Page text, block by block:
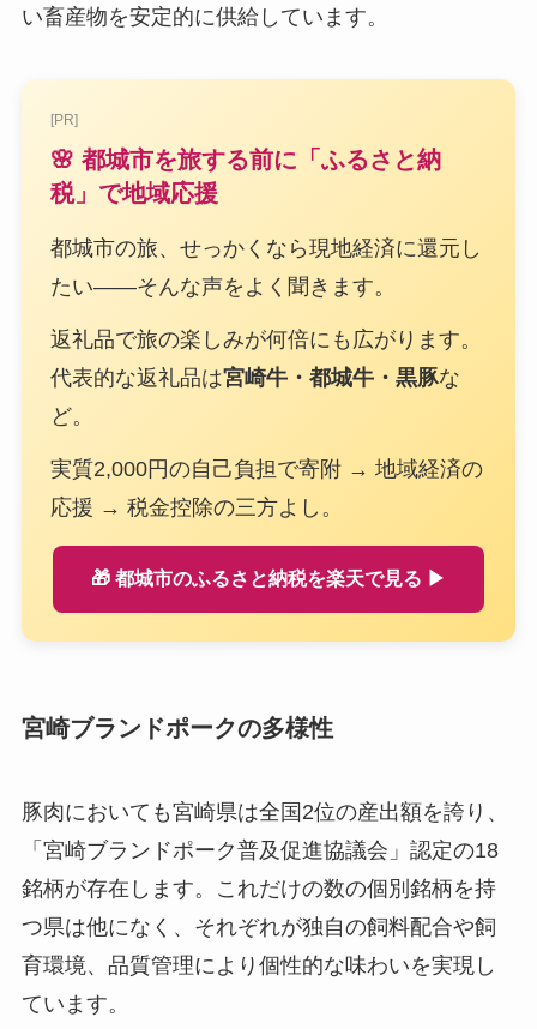
い畜産物を安定的に供給しています。
[PR]
🌸 都城市を旅する前に「ふるさと納
税」で地域応援
都城市の旅、せっかくなら現地経済に還元し
たい——そんな声をよく聞きます。
返礼品で旅の楽しみが何倍にも広がります。
代表的な返礼品は宮崎牛・都城牛・黒豚な
ど。
実質2,000円の自己負担で寄附 → 地域経済の
応援 → 税金控除の三方よし。
🎁 都城市のふるさと納税を楽天で見る ▶
宮崎ブランドポークの多様性
豚肉においても宮崎県は全国2位の産出額を誇り、
「宮崎ブランドポーク普及促進協議会」認定の18
銘柄が存在します。これだけの数の個別銘柄を持
つ県は他になく、それぞれが独自の飼料配合や飼
育環境、品質管理により個性的な味わいを実現し
ています。